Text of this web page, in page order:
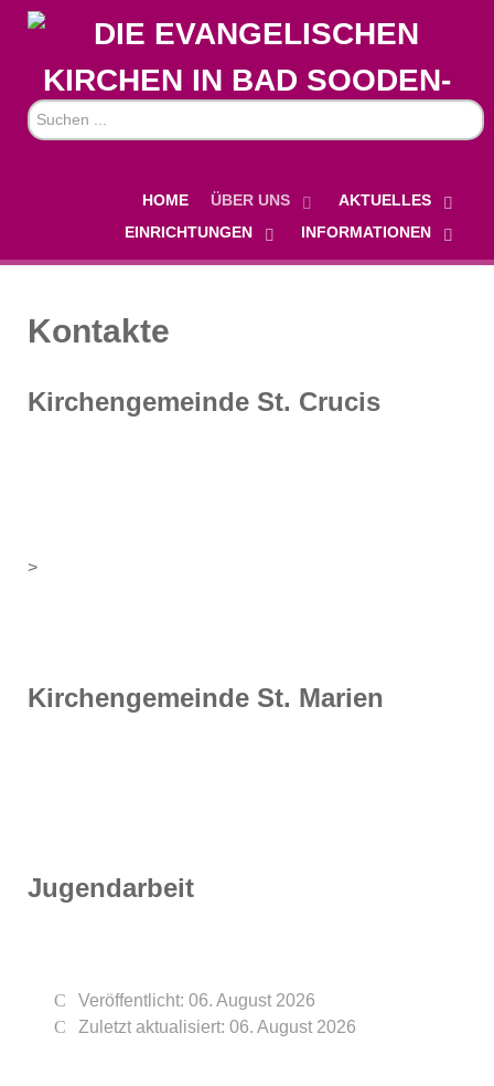
Suchen
...
HOME ÜBER UNS
AKTUELLES
EINRICHTUNGEN
INFORMATIONEN
Kontakte
Kirchengemeinde St. Crucis
>
Kirchengemeinde St. Marien
Jugendarbeit
Veröffentlicht: 06. August 2026
Zuletzt aktualisiert: 06. August 2026